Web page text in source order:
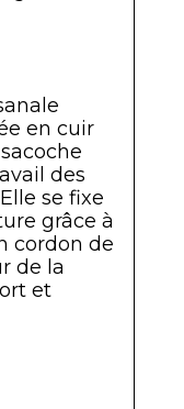
en cuir
des
se fixe
grâce à
cordon de
de la
et